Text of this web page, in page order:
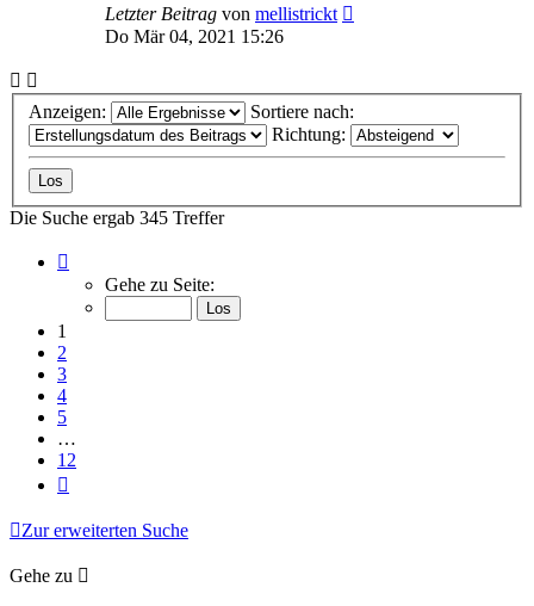
Letzter Beitrag von mellistrickt
Do Mär 04, 2021 15:26
Anzeigen:
Sortiere nach:
Richtung:
Die Suche ergab 345 Treffer
von
Gehe zu Seite:
1
2
3
4
5
…
12
Zur erweiterten Suche
Gehe zu